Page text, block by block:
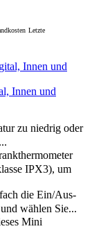
Letzte
Innen und
zu niedrig oder
IPX3), um
die Ein/Aus-
wählen Sie...
Mini